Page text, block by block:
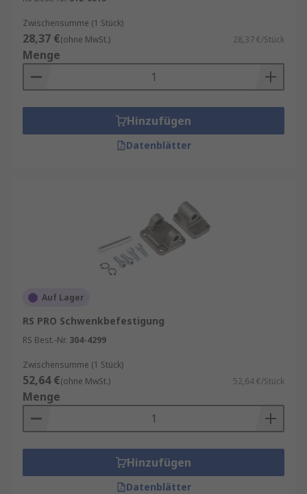
Zwischensumme (1 Stück)
28,37 €(ohne MwSt.) 28,37 €/Stück
Menge
Hinzufügen
Datenblätter
Auf Lager
RS PRO Schwenkbefestigung
RS Best.-Nr. 304-4299
Zwischensumme (1 Stück)
52,64 €(ohne MwSt.) 52,64 €/Stück
Menge
Hinzufügen
Datenblätter